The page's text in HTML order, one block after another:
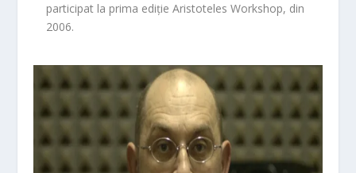
participat la prima ediție Aristoteles Workshop, din
2006.